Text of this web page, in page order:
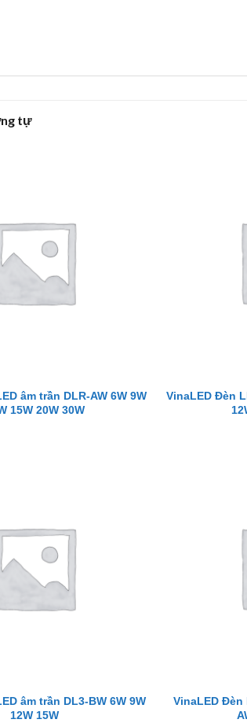
tự
âm trần DLR-AW 6W 9W
15W 20W 30W
VinaLED Đèn
âm trần DL3-BW 6W 9W
12W 15W
VinaLED Đèn